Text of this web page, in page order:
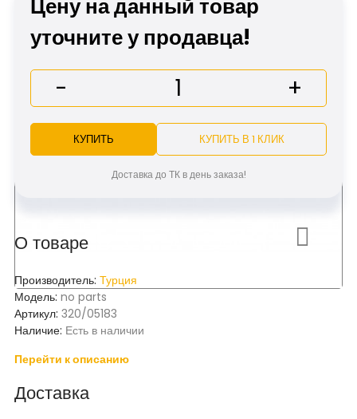
О товаре
Производитель: Турция
Модель: no parts
Артикул: 320/05183
Наличие: Есть в наличии
Перейти к описанию
Доставка
Цену на данный товар
уточните у продавца!
- +
КУПИТЬ КУПИТЬ В 1 КЛИК
Доставка до ТК в день заказа!